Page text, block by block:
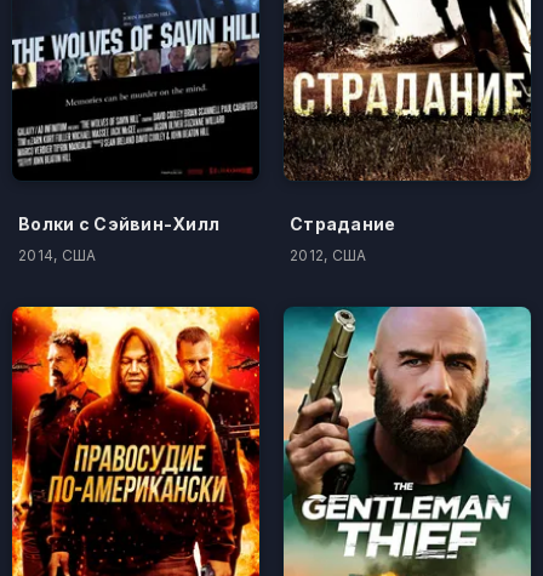
Волки с Сэйвин-Хилл
2014, США
Страдание
2012, США